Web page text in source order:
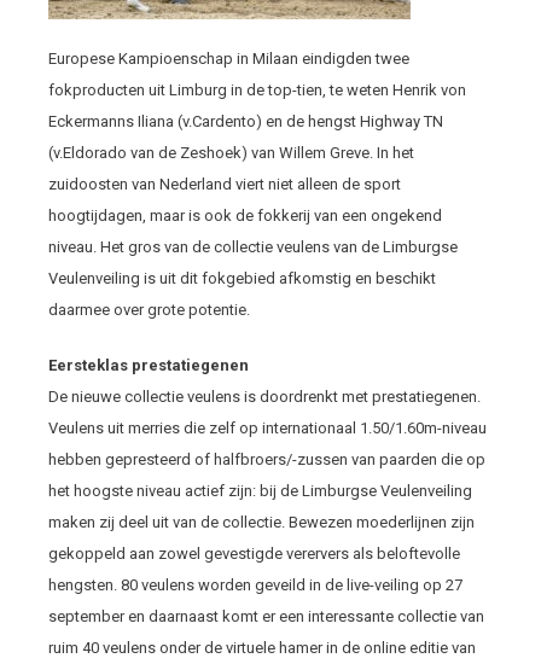
Europese Kampioenschap in Milaan eindigden twee
fokproducten uit Limburg in de top-tien, te weten Henrik von
Eckermanns Iliana (v.Cardento) en de hengst Highway TN
(v.Eldorado van de Zeshoek) van Willem Greve. In het
zuidoosten van Nederland viert niet alleen de sport
hoogtijdagen, maar is ook de fokkerij van een ongekend
niveau. Het gros van de collectie veulens van de Limburgse
Veulenveiling is uit dit fokgebied afkomstig en beschikt
daarmee over grote potentie.
Eersteklas prestatiegenen
De nieuwe collectie veulens is doordrenkt met prestatiegenen.
Veulens uit merries die zelf op internationaal 1.50/1.60m-niveau
hebben gepresteerd of halfbroers/-zussen van paarden die op
het hoogste niveau actief zijn: bij de Limburgse Veulenveiling
maken zij deel uit van de collectie. Bewezen moederlijnen zijn
gekoppeld aan zowel gevestigde verervers als beloftevolle
hengsten. 80 veulens worden geveild in de live-veiling op 27
september en daarnaast komt er een interessante collectie van
ruim 40 veulens onder de virtuele hamer in de online editie van